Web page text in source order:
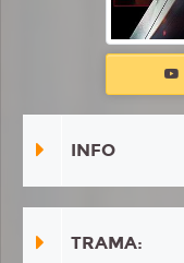
INFO
TRAMA: